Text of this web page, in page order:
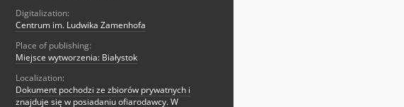
Digitalization:
Centrum im. Ludwika Zamenhofa
Place of publishing:
Miejsce wytworzenia: Białystok
Localization:
Dokument pochodzi ze zbiorów prywatnych i
znajduje się w posiadaniu ofiarodawcy. W